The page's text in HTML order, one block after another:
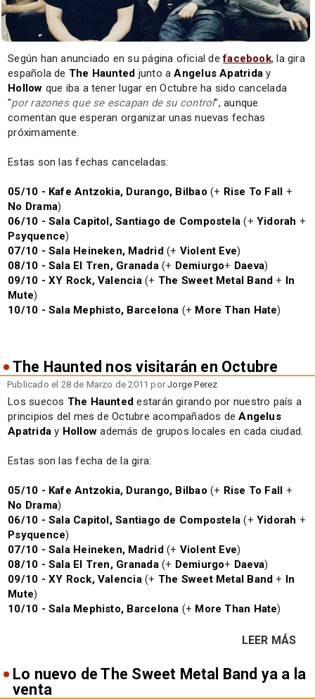
Según han anunciado en su página oficial defacebook, la gira
española de The Haunted junto aAngelus Apatrida y
Hollow que iba a tener lugar en Octubre ha sido cancelada
"por razones que se escapan de su control", aunque
comentan que esperan organizar unas nuevas fechas
próximamente.
Estas son las fechas canceladas:
05/10 - Kafe Antzokia, Durango, Bilbao (+ Rise To Fall +
No Drama)
06/10 - Sala Capitol, Santiago de Compostela (+Yidorah +
Psyquence)
07/10 - Sala Heineken, Madrid(+ Violent Eve)
08/10 - Sala El Tren, Granada(+ Demiurgo+ Daeva)
09/10 - XY Rock, Valencia(+ The Sweet Metal Band + In
Mute)
10/10 - Sala Mephisto, Barcelona (+ More Than Hate)
The Haunted nos visitarán en Octubre
Publicado el 28 de Marzo de 2011 porJorge Perez
Los suecos The Haunted estarán girando por nuestro país a
principios del mes de Octubre acompañados deAngelus
Apatrida y Hollow además de grupos locales en cada ciudad.
Estas son las fecha de la gira:
05/10 - Kafe Antzokia, Durango, Bilbao (+ Rise To Fall +
No Drama)
06/10 - Sala Capitol, Santiago de Compostela (+Yidorah +
Psyquence)
07/10 - Sala Heineken, Madrid(+ Violent Eve)
08/10 - Sala El Tren, Granada(+ Demiurgo+ Daeva)
09/10 - XY Rock, Valencia(+ The Sweet Metal Band + In
Mute)
10/10 - Sala Mephisto, Barcelona (+ More Than Hate)
LEER MÁS
Lo nuevo de The Sweet Metal Band ya a la
venta